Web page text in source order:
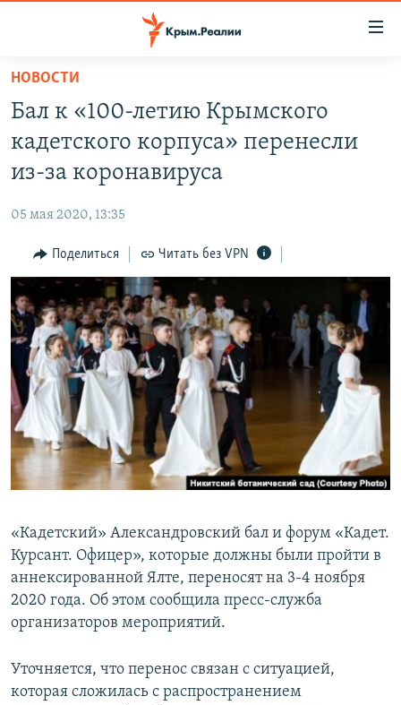
Вернуться
основному
содержанию
главной
Вернутся
поиску
11 ЛЕТ ОККУПАЦИИ КРЫМА. 11 ИСТОРИЙ СОПРОТИВЛЕНИЯ
ЕЩЕ
ИНТЕРАКТИВ
ИНФОГРАФИКА
ТЕЛЕПРОЕКТ КРЫМ.РЕАЛИИ
СОВЕТЫ ПРАВОЗАЩИТНИКОВ
ПРОПАВШИЕ БЕЗ ВЕСТИ
ПОБЕДИТЕЛЕЙ НЕ СУДЯТ?
КРЫМ.НЕПОКОРЕННЫЙ
РАДІО СВОБОДА
КАК ОБОЙТИ БЛОКИРОВКУ
Українською
Qırımtatar
ПРИСОЕДИНЯЙТЕСЬ!
Все сайты RFE/RL
НОВОСТИ
Бал к «100-летию Крымского
кадетского корпуса» перенесли
из-за коронавируса
05 мая 2020, 13:35
Поделиться Читать без VPN
«Кадетский» Александровский бал и форум «Кадет.
Курсант. Офицер», которые должны были пройти в
аннексированной Ялте, переносят на 3-4 ноября
2020 года. Об этом сообщила пресс-служба
организаторов мероприятий.
Уточняется, что перенос связан с ситуацией,
которая сложилась с распространением